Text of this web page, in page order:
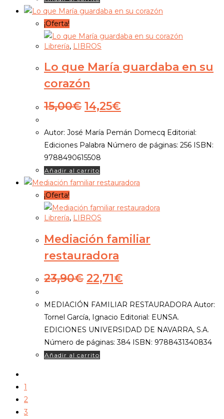
240,00€.
¡Oferta!
Librería, LIBROS
Lo que María guardaba en su
corazón
15,00€ El
original
era:
15,00€.
14,25€
actual
es:
14,25€.
Autor: José María Pemán Domecq Editorial:
Ediciones Palabra Número de páginas: 256 ISBN:
9788490615508
Añadir al carrito
¡Oferta!
Librería, LIBROS
Mediación familiar
restauradora
23,90€ El
precio
original
era:
23,90€.
22,71€
precio
actual
es:
22,71€.
MEDIACIÓN FAMILIAR RESTAURADORA Autor:
Tornel García, Ignacio Editorial: EUNSA.
EDICIONES UNIVERSIDAD DE NAVARRA, S.A.
Número de páginas: 384 ISBN: 9788431340834
Añadir al carrito
1
2
3